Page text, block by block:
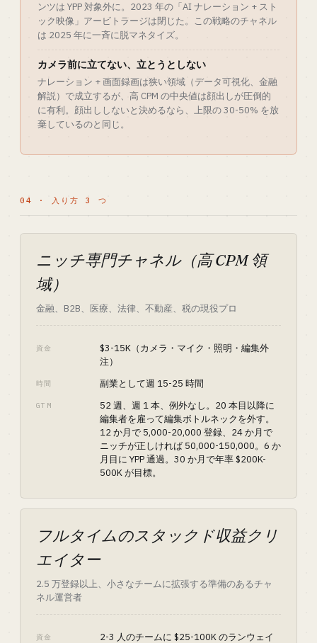
ンツは YPP 対象外に。2023 年の「AI ナレーション + スト
ック映像」アービトラージは閉じた。この戦略のチャネル
は 2025 年に一斉に脱マネタイズ。
カメラ前に立てない、立とうとしない
ナレーション + 画面録画は狭い領域（データ可視化、金融
解説）で成立するが、高 CPM の中央値は顔出しが圧倒的
に有利。顔出ししないと決めるなら、上限の 30-50% を放
棄しているのと同じ。
04 · 入り方 3 つ
ニッチ専門チャネル（高 CPM 領
域）
金融、B2B、医療、法律、不動産、税の現役プロ
資金
$3-15K（カメラ・マイク・照明・編集外
注）
時間 副業として週 15-25 時間
GTM
52 週、週 1 本、例外なし。20 本目以降に
編集者を雇って編集ボトルネックを外す。
12 か月で 5,000-20,000 登録、24 か月で
ニッチが正しければ 50,000-150,000。6 か
月目に YPP 通過。30 か月で年率 $200K-
500K が目標。
フルタイムのスタックド収益クリ
エイター
2.5 万登録以上、小さなチームに拡張する準備のあるチャ
ネル運営者
資金 2-3 人のチームに $25-100K のランウェイ